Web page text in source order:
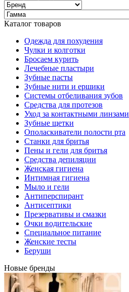
Каталог товаров
Одежда для похудения
Чулки и колготки
Бросаем курить
Лечебные пластыри
Зубные пасты
Зубные нити и ершики
Системы отбеливания зубов
Средства для протезов
Уход за контактными линзами
Зубные щетки
Ополаскиватели полости рта
Станки для бритья
Пены и гели для бритья
Средства депиляции
Женская гигиена
Интимная гигиена
Мыло и гели
Антиперспирант
Антисептики
Презервативы и смазки
Очки водительские
Специальное питание
Женские тесты
Беруши
Новые бренды